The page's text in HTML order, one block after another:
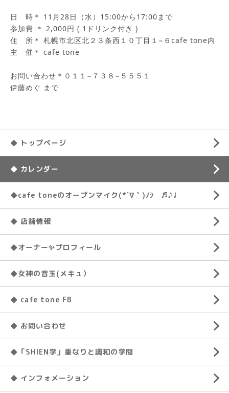
日 時＊ 11月28日（水）15:00から17:00まで
参加費 ＊ 2,000円 ( 1ドリンク付き )
住 所＊ 札幌市北区北２３条西１０丁目１−６cafe tone内
主 催＊ cafe tone
お問い合わせ＊０１１−７３８−５５５１
伊藤めぐ まで
◆ トップページ
◆ カレンダー
◆cafe toneのオープンマイク(*´∇｀)ﾉｼ ♬♪♩
◆ 店舗情報
◆オーナー✨プロフィール
◆女神の音玉(メキュ）
◆ cafe tone FB
◆ お問い合わせ
◆「SHIEN学」重なりと調和の学問
◆ インフォメーション